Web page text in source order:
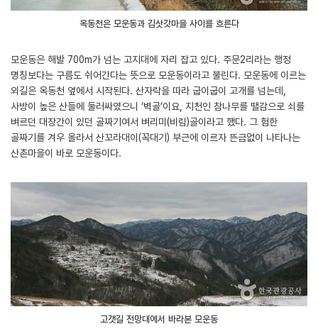
옥동천은 모운동과 김삿갓마을 사이를 흐른다
모운동은 해발 700m가 넘는 고지대에 자리 잡고 있다. 주문2리라는 행정
명칭보다는 구름도 쉬어간다는 뜻으로 모운동이라고 불린다. 모운동에 이르는
외길은 옥동천 옆에서 시작된다. 산자락을 따라 굽이굽이 고개를 넘는데,
사방이 높은 산들에 둘러싸였으니 ‘벽골’이요, 지천인 참나무를 땔감으로 쇠를
벼르던 대장간이 있던 골짜기여서 벼리미(비림)골이라고 했다. 그 험한
골짜기를 겨우 올라서 산꼬라대이(꼭대기) 부근에 이르자 뜬금없이 나타나는
산촌마을이 바로 모운동이다.
고갯길 전망대에서 바라본 모운동